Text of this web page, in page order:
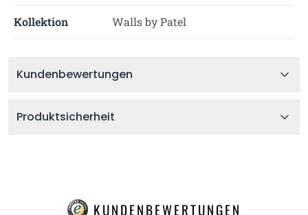
Kollektion Walls by Patel
Kundenbewertungen
Produktsicherheit
KUNDENBEWERTUNGEN